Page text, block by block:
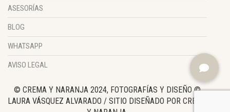
ASESORÍAS
BLOG
WHATSAPP
AVISO LEGAL
© CREMA Y NARANJA 2024, FOTOGRAFÍAS Y DISEÑO ©
LAURA VÁSQUEZ ALVARADO / SITIO DISEÑADO POR CREMA